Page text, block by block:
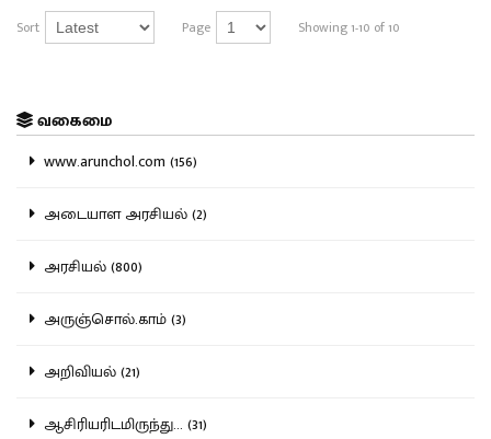
Sort Page Showing 1-10 of 10
வகைமை
www.arunchol.com (156)
அடையாள அரசியல் (2)
அரசியல் (800)
அருஞ்சொல்.காம் (3)
அறிவியல் (21)
ஆசிரியரிடமிருந்து... (31)